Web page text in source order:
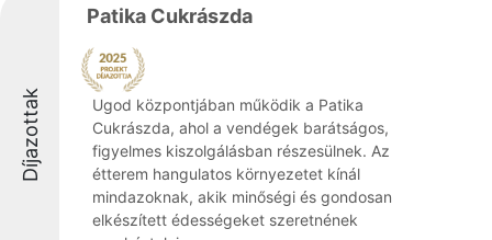
Díjazottak
Patika Cukrászda
Ugod központjában működik a Patika
Cukrászda, ahol a vendégek barátságos,
figyelmes kiszolgálásban részesülnek. Az
étterem hangulatos környezetet kínál
mindazoknak, akik minőségi és gondosan
elkészített édességeket szeretnének